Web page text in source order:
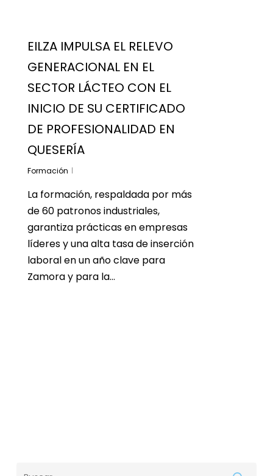
EILZA IMPULSA EL RELEVO
GENERACIONAL EN EL
SECTOR LÁCTEO CON EL
INICIO DE SU CERTIFICADO
DE PROFESIONALIDAD EN
QUESERÍA
Formación
La formación, respaldada por más
de 60 patronos industriales,
garantiza prácticas en empresas
líderes y una alta tasa de inserción
laboral en un año clave para
Zamora y para la…